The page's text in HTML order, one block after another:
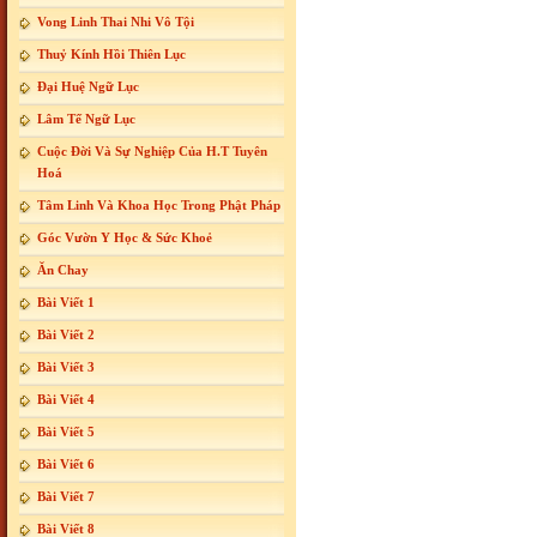
Vong Linh Thai Nhi Vô Tội
Thuỷ Kính Hồi Thiên Lục
Đại Huệ Ngữ Lục
Lâm Tế Ngữ Lục
Cuộc Đời Và Sự Nghiệp Của H.T Tuyên
Hoá
Tâm Linh Và Khoa Học Trong Phật Pháp
Góc Vườn Y Học & Sức Khoẻ
Ăn Chay
Bài Viết 1
Bài Viết 2
Bài Viết 3
Bài Viết 4
Bài Viết 5
Bài Viết 6
Bài Viết 7
Bài Viết 8